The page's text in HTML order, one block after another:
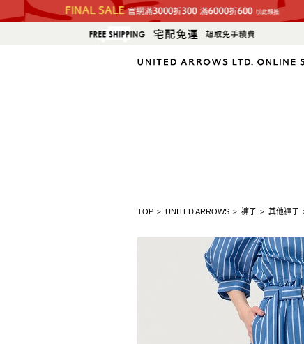
TOP > UNITED ARROWS > 褲子 > 其他褲子